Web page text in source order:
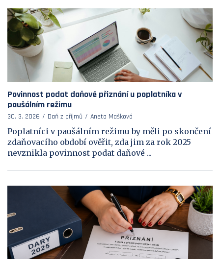
Povinnost podat daňové přiznání u poplatníka v
paušálním režimu
30. 3. 2026 Daň z příjmů Aneta Mašková
Poplatníci v paušálním režimu by měli po skončení
zdaňovacího období ověřit, zda jim za rok 2025
nevznikla povinnost podat daňové ...